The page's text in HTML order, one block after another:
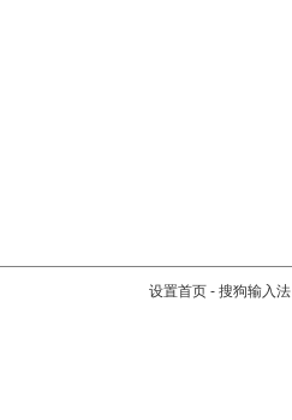
设置首页 - 搜狗输入法